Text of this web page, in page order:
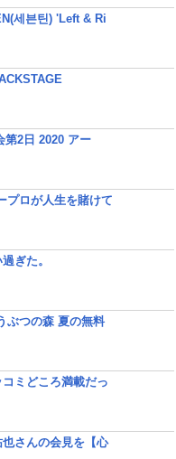
세븐틴) 'Left & Ri
第2日 2020 アー
プロが人生を賭けて
ぎた。
ぶつの森 夏の無料
コミどころ満載だっ
也さんの会見を【心